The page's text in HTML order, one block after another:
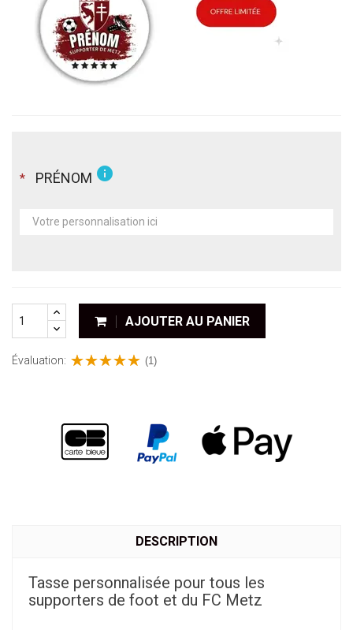
* PRÉNOM info
AJOUTER AU PANIER
Évaluation: (1)
DESCRIPTION
Tasse personnalisée pour tous les
supporters de foot et du FC Metz